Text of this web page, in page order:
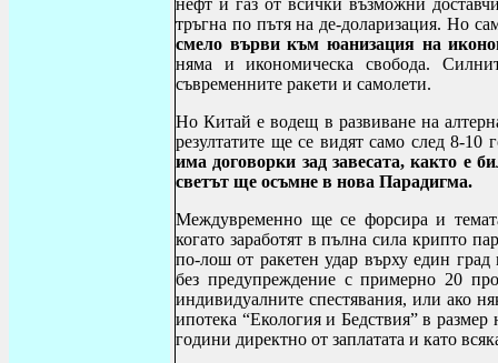
нефт и газ от всички възможни
тръгна по пътя на де-доларизация. Но
смело върви към юанизация на
няма и икономическа свобода.
съвременните ракети и самолети.
Но Китай е водещ в развиване на
резултатите ще се видят само след 8-10
има договорки зад завесата, както е
светът ще осъмне в нова Парадигма.
Междувременно ще се форсира и
когато заработят в пълна сила крипто
по-лош от ракетен удар върху един
без предупреждение с примерно 20
индивидуалните спестявания, или ако
ипотека “Екология и Бедствия” в
години директно от заплатата и като